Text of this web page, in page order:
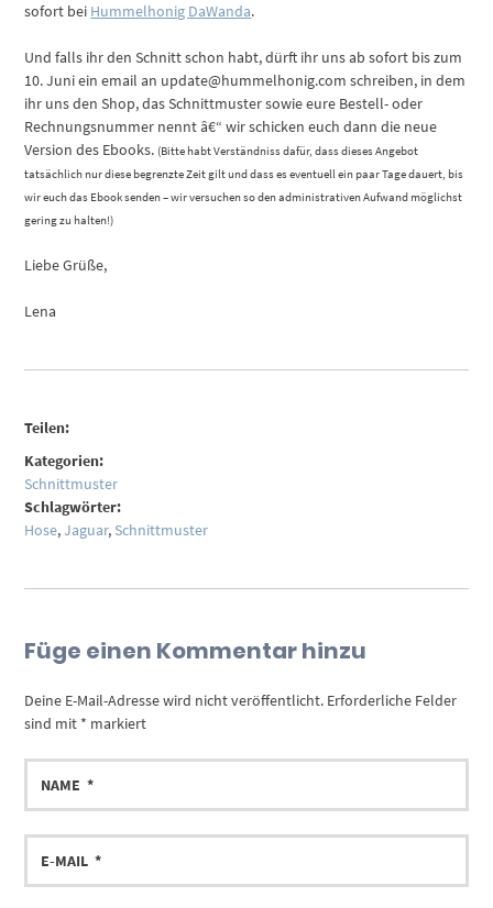
sofort bei Hummelhonig DaWanda.
Und falls ihr den Schnitt schon habt, dürft ihr uns ab sofort bis zum
10. Juni ein email an update@hummelhonig.com schreiben, in dem
ihr uns den Shop, das Schnittmuster sowie eure Bestell- oder
Rechnungsnummer nennt â€“ wir schicken euch dann die neue
Version des Ebooks. (Bitte habt Verständniss dafür, dass dieses Angebot
tatsächlich nur diese begrenzte Zeit gilt und dass es eventuell ein paar Tage dauert, bis
wir euch das Ebook senden – wir versuchen so den administrativen Aufwand möglichst
gering zu halten!)
Liebe Grüße,
Lena
Teilen:
Kategorien:
Schnittmuster
Schlagwörter:
Hose,Jaguar, Schnittmuster
Füge einen Kommentar hinzu
Deine E-Mail-Adresse wird nicht veröffentlicht. Erforderliche Felder
sind mit * markiert
NAME
E-
MAIL